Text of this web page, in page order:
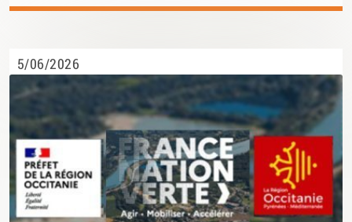
5/06/2026